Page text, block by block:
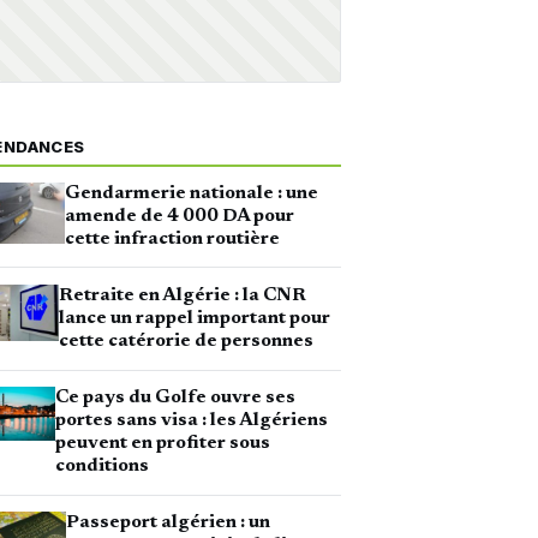
Gendarmerie nationale : une
amende de 4 000 DA pour
cette infraction routière
Retraite en Algérie : la CNR
lance un rappel important pour
cette catérorie de personnes
Ce pays du Golfe ouvre ses
portes sans visa : les Algériens
peuvent en profiter sous
conditions
Passeport algérien : un